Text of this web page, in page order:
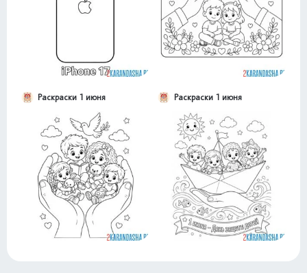
Раскраски 1 июня Раскраски 1 июня